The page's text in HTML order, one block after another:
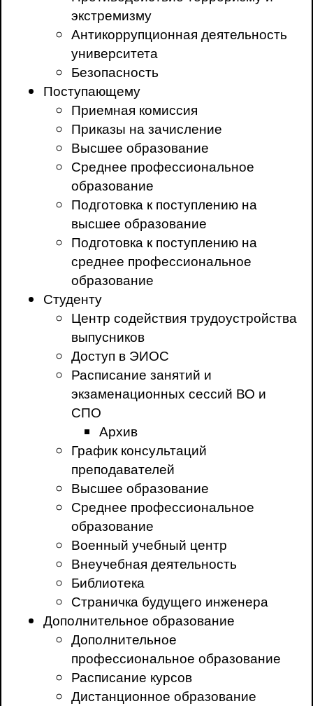
экстремизму
Антикоррупционная деятельность
университета
Безопасность
Поступающему
Приемная комиссия
Приказы на зачисление
Высшее образование
Среднее профессиональное
образование
Подготовка к поступлению на
высшее образование
Подготовка к поступлению на
среднее профессиональное
образование
Студенту
Центр содействия трудоустройства
выпусников
Доступ в ЭИОС
Расписание занятий и
экзаменационных сессий ВО и
СПО
Архив
График консультаций
преподавателей
Высшее образование
Среднее профессиональное
образование
Военный учебный центр
Внеучебная деятельность
Библиотека
Страничка будущего инженера
Дополнительное образование
Дополнительное
профессиональное образование
Расписание курсов
Дистанционное образование